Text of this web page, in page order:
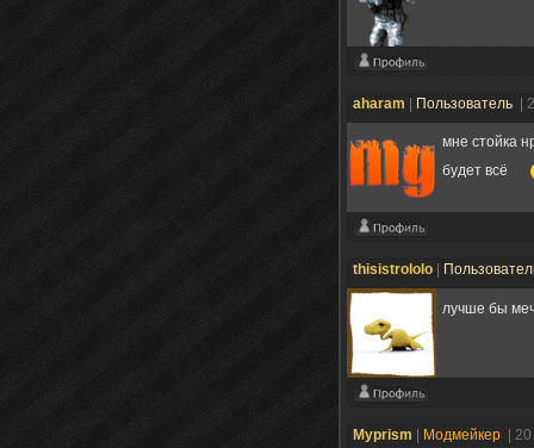
aharam Пользователь |
мне стойка
будет всё
thisistrololo
лучше бы
Myprism Модмейкер
|